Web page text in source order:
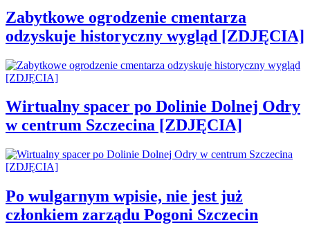
Zabytkowe ogrodzenie cmentarza
odzyskuje historyczny wygląd [ZDJĘCIA]
Wirtualny spacer po Dolinie Dolnej Odry
w centrum Szczecina [ZDJĘCIA]
Po wulgarnym wpisie, nie jest już
członkiem zarządu Pogoni Szczecin